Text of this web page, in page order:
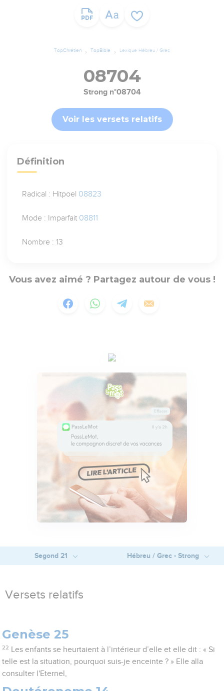
TopChrétien TopBible Lexique Hébreu / Grec
08704
Strong n°08704
Voir les versets relatifs
Définition
Radical : Hitpoel 08823
Mode : Imparfait 08811
Nombre : 13
Vous avez aimé ? Partagez autour de vous !
Segond 21 Hébreu / Grec - Strong
Versets relatifs
Genèse 25
22
Les enfants se heurtaient à l’intérieur d’elle et elle dit : « Si
telle est la situation, pourquoi suis-je enceinte ? » Elle alla
consulter l'Eternel,